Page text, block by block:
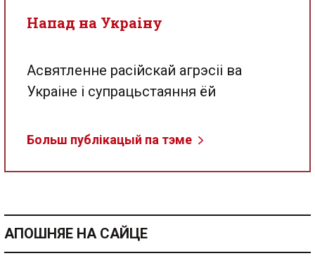
Напад на Украіну
Асвятленне расійскай агрэсіі ва
Украіне і супрацьстаяння ёй
Больш публікацый па тэме
АПОШНЯЕ НА САЙЦЕ